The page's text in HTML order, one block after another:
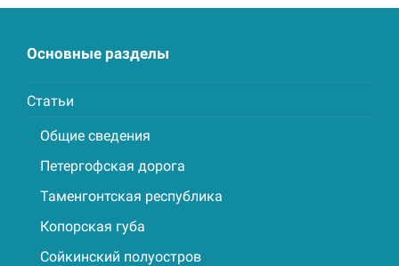
Основные разделы
Статьи
Общие сведения
Петергофская дорога
Таменгонтская республика
Копорская губа
Сойкинский полуостров